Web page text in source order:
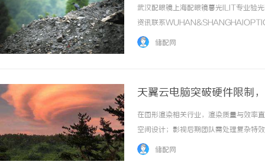
武汉配眼镜上海配眼镜暮光ILIT专业验
资讯联系
品牌，现于武汉与上海设有4家门店。
储配网
天翼云电脑突破硬件限制
在图形渲染相关行业，渲染质量与效率
空间设计；影视后期团队需处理复杂特
节，优化外观设计。传统本地硬件模式
储配网